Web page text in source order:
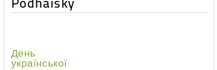
День
української